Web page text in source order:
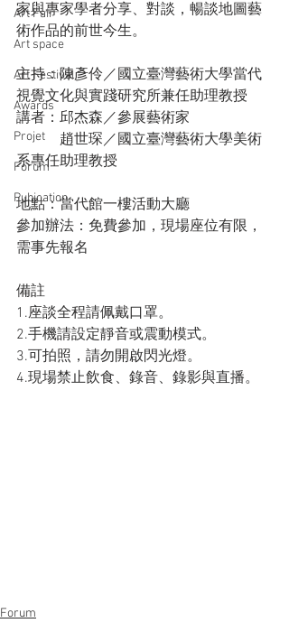
Art Fair
Art space
Art Festival
Awards
Projet
Forum
Pubication
家與專家學者分享、對談，暢談地圖藝
術作品的前世今生。
主持：陳彥伶／國立臺灣藝術大學當代
視覺文化與實踐研究所兼任助理教授
講者：邱杰森／參展藝術家
            趙世琛／國立臺灣藝術大學美術
系專任助理教授
地點：當代館一樓活動大廳
參加辦法：免費參加，現場座位有限，
需事先報名
備註
1.座談全程請佩戴口罩。
2.手機請設定靜音或震動模式。
3.可拍照，請勿開啟閃光燈。
4.現場禁止飲食、錄音、錄影與直播。
Forum